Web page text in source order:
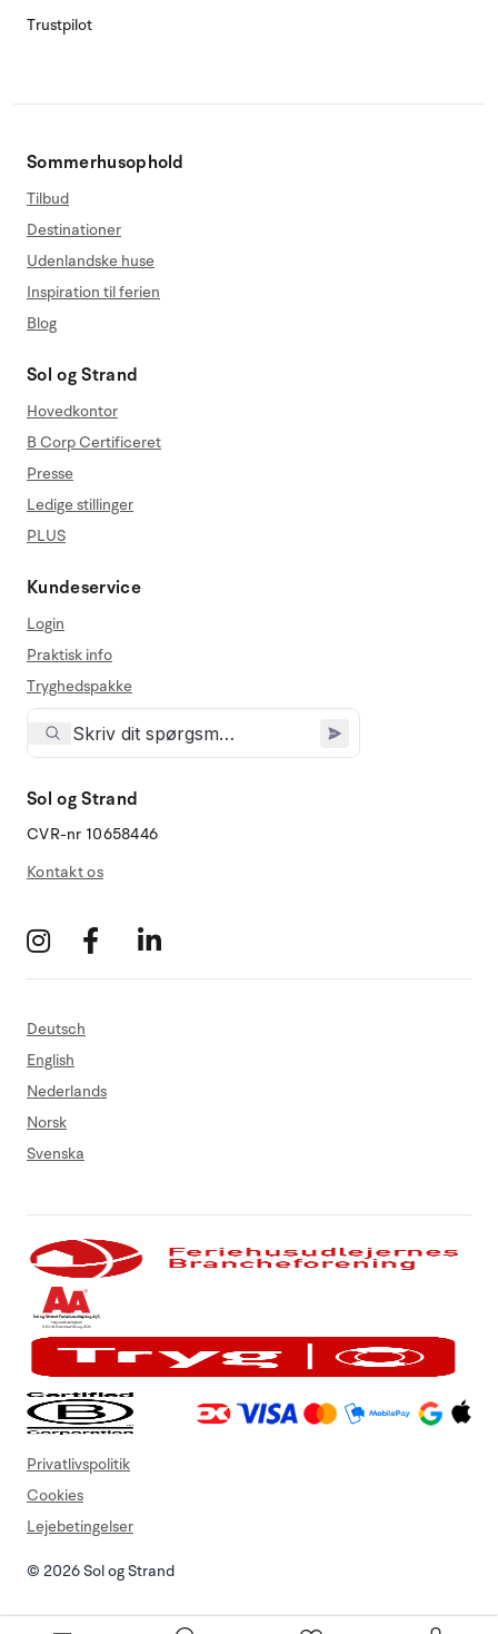
Trustpilot
Sommerhusophold
Tilbud
Destinationer
Udenlandske huse
Inspiration til ferien
Blog
Sol og Strand
Hovedkontor
B Corp Certificeret
Presse
Ledige stillinger
PLUS
Kundeservice
Login
Praktisk info
Tryghedspakke
Sol og Strand
CVR-nr 10658446
Kontakt os
Deutsch
English
Nederlands
Norsk
Svenska
© 2026 Sol og Strand
Privatlivspolitik
Cookies
Lejebetingelser